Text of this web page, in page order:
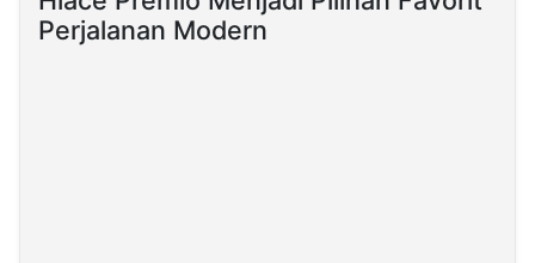
Perjalanan Modern